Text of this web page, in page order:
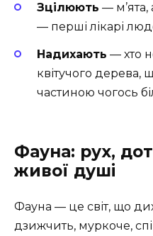
Зцілюють —
— перші лікарі
Надихають — хто
квітучого дерева,
частиною чогось
Фауна: рух,
живої душі
Фауна — це світ, що
дзижчить, муркоче,